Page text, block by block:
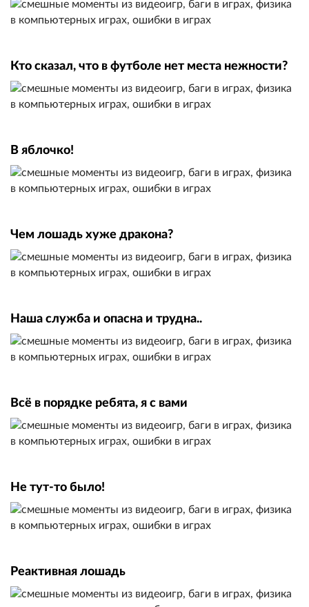
Кто сказал, что в футболе нет места нежности?
В яблочко!
Чем лошадь хуже дракона?
Наша служба и опасна и трудна..
Всё в порядке ребята, я с вами
Не тут-то было!
Реактивная лошадь